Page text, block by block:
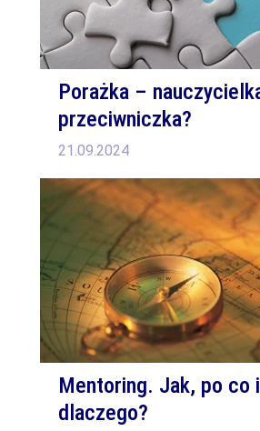
Porażka – nauczycielka czy
przeciwniczka?
21.09.2024
Mentoring. Jak, po co i
dlaczego?